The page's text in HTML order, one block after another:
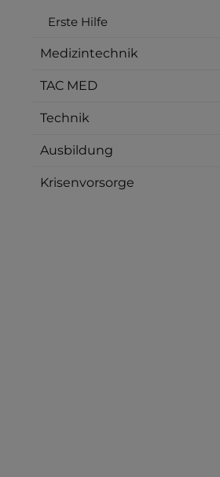
Erste Hilfe
Medizintechnik
TAC MED
Technik
Ausbildung
Krisenvorsorge